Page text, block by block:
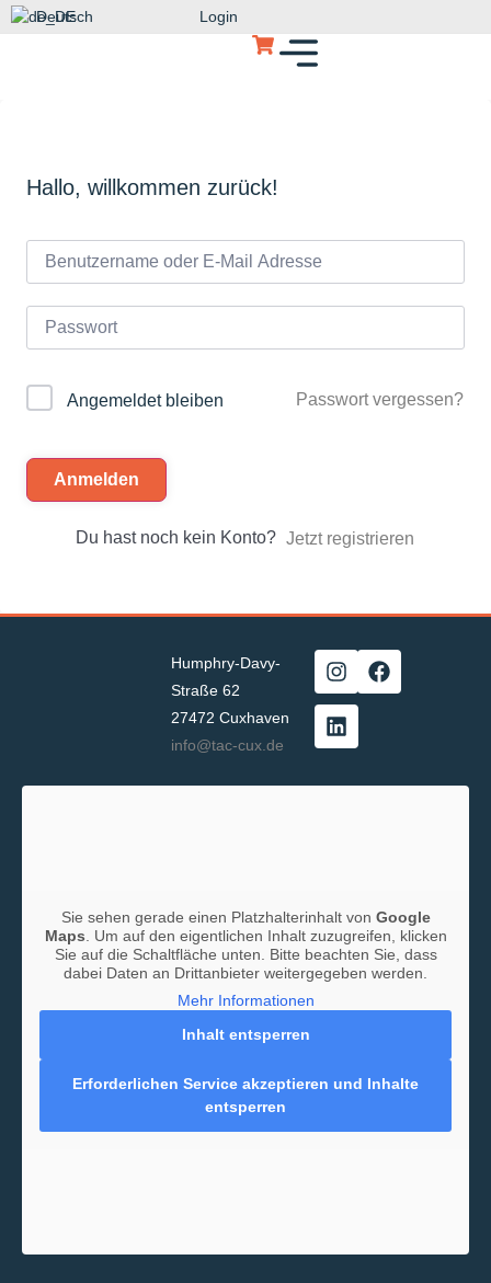
Deutsch Login
Hallo, willkommen zurück!
Angemeldet bleiben Passwort vergessen?
Anmelden
Du hast noch kein Konto? Jetzt registrieren
Humphry-Davy-
Straße 62
27472 Cuxhaven
info@tac-cux.de
Sie sehen gerade einen Platzhalterinhalt von Google
Maps . Um auf den eigentlichen Inhalt zuzugreifen, klicken
Sie auf die Schaltfläche unten. Bitte beachten Sie, dass
dabei Daten an Drittanbieter weitergegeben werden.
Mehr Informationen
Inhalt entsperren
Erforderlichen Service akzeptieren und Inhalte
entsperren